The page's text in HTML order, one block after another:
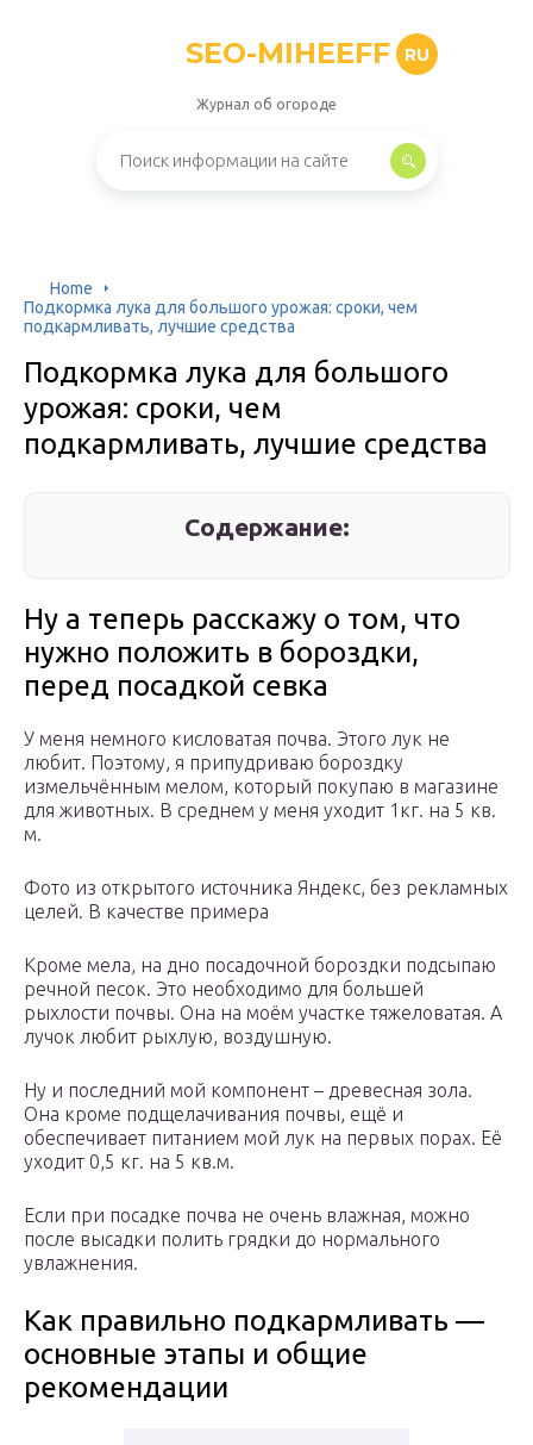
SEO-MIHEEFF RU
Журнал об огороде
Home
Подкормка лука для большого урожая: сроки, чем
подкармливать, лучшие средства
Подкормка лука для большого
урожая: сроки, чем
подкармливать, лучшие средства
Содержание:
Ну а теперь расскажу о том, что
нужно положить в бороздки,
перед посадкой севка
У меня немного кисловатая почва. Этого лук не
любит. Поэтому, я припудриваю бороздку
измельчённым мелом, который покупаю в магазине
для животных. В среднем у меня уходит 1кг. на 5 кв.
м.
Фото из открытого источника Яндекс, без рекламных
целей. В качестве примера
Кроме мела, на дно посадочной бороздки подсыпаю
речной песок. Это необходимо для большей
рыхлости почвы. Она на моём участке тяжеловатая. А
лучок любит рыхлую, воздушную.
Ну и последний мой компонент – древесная зола.
Она кроме подщелачивания почвы, ещё и
обеспечивает питанием мой лук на первых порах. Её
уходит 0,5 кг. на 5 кв.м.
Если при посадке почва не очень влажная, можно
после высадки полить грядки до нормального
увлажнения.
Как правильно подкармливать —
основные этапы и общие
рекомендации